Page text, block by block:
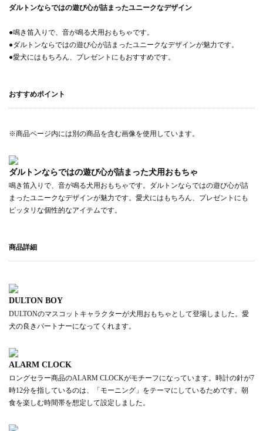
ダルトンならではの遊び心が詰まったユニークなデザイン
●鳴き笛入りで、音が鳴る犬用おもちゃです。
●ダルトンならではの遊び心が詰まったユニークなデザインが魅力です。
●愛犬にはもちろん、プレゼントにもおすすめです。
おすすめポイント
※商品ページ内には別の商品を含む画像を使用しています。
ダルトンならではの遊び心が詰まった犬用おもちゃ
鳴き笛入りで、音が鳴る犬用おもちゃです。ダルトンならではの遊び心が詰
まったユニークなデザインが魅力です。愛犬にはもちろん、プレゼントにも
ピッタリな個性的なアイテムです。
商品詳細
DULTON BOY
DULTONのマスコットキャラクターが犬用おもちゃとして登場しました。愛
犬の良きパートナーになってくれます。
ALARM CLOCK
ロングセラー商品のALARM CLOCKがモチーフになっています。時計の針が7
時12分を指しているのは、「モーニング」をテーマにしているためです。朝
食を楽しむ時間帯を想定して設定しました。